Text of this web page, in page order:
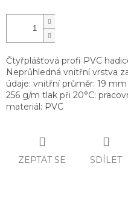
Čtyřplášťová profi PVC
Neprůhledná vnitřní vrstva
údaje: vnitřní průměr: 19
256 g/m tlak při 20°C:
materiál: PVC
ZEPTAT SE SDÍLET